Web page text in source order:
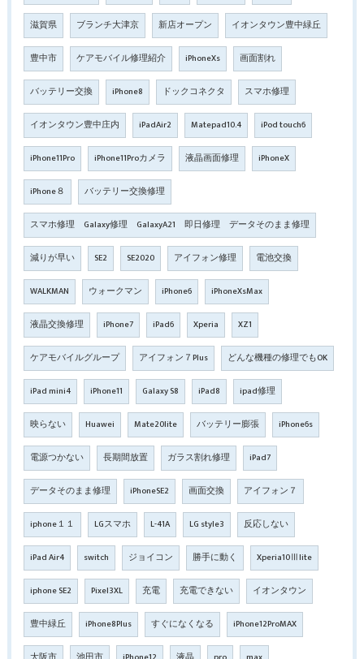
滋賀県 ブランチ大津京 新店オープン イオンタウン豊中緑丘
豊中市 ケアモバイル修理紹介 iPhoneXs 画面割れ
バッテリー交換 iPhone8 ドックコネクタ スマホ修理
イオンタウン豊中庄内 iPadAir2 Matepad10.4 iPod touch6
iPhone11Pro iPhone11Proカメラ 液晶画面修理 iPhoneX
iPhone８ バッテリー交換修理
スマホ修理 Galaxy修理 GalaxyA21 即日修理 データそのまま修理
減りが早い SE2 SE2020 アイフォン修理 電池交換
WALKMAN ウォークマン iPhone6 iPhoneXsMax
液晶交換修理 iPhone7 iPad6 Xperia XZ1
ケアモバイルグループ アイフォン７Plus どんな機種の修理でもOK
iPad mini4 iPhone11 Galaxy S8 iPad8 ipad修理
映らない Huawei Mate20lite バッテリー膨張 iPhone6s
電源つかない 長期間放置 ガラス割れ修理 iPad7
データそのまま修理 iPhoneSE2 画面交換 アイフォン７
iphone１１ LGスマホ L-41A LG style3 反応しない
iPad Air4 switch ジョイコン 勝手に動く Xperia10Ⅲlite
iphone SE2 Pixel3XL 充電 充電できない イオンタウン
豊中緑丘 iPhone8Plus すぐになくなる iPhone12ProMAX